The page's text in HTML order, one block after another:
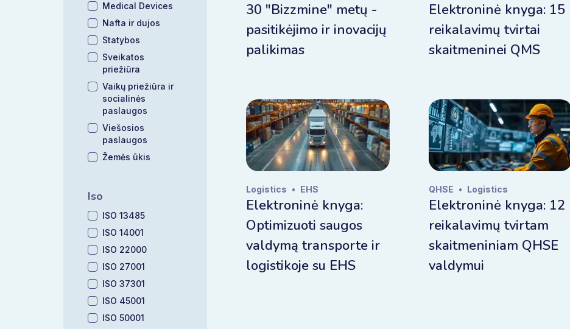
Medical Devices
Nafta ir dujos
Statybos
Sveikatos
priežiūra
Vaikų priežiūra ir
socialinės
paslaugos
Viešosios
paslaugos
Žemės ūkis
Iso
ISO 13485
ISO 14001
ISO 22000
ISO 27001
ISO 37301
ISO 45001
ISO 50001
30 "Bizzmine" metų -
pasitikėjimo ir inovacijų
palikimas
Elektroninė knyga: 15
reikalavimų tvirtai
skaitmeninei QMS
Logistics • EHS
Elektroninė knyga:
Optimizuoti saugos
valdymą transporte ir
logistikoje su EHS
QHSE • Logistics
Elektroninė knyga: 12
reikalavimų tvirtam
skaitmeniniam QHSE
valdymui